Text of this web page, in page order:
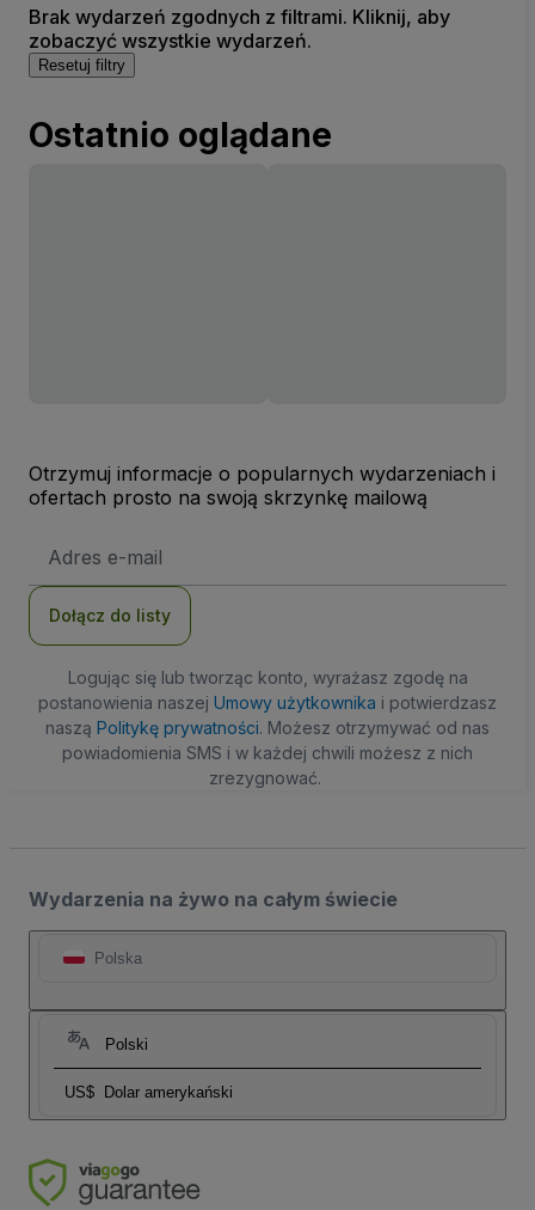
Brak wydarzeń zgodnych z filtrami. Kliknij, aby
zobaczyć wszystkie wydarzeń.
Resetuj filtry
Ostatnio oglądane
Otrzymuj informacje o popularnych wydarzeniach i
ofertach prosto na swoją skrzynkę mailową
e-
Dołącz do listy
Logując się lub tworząc konto, wyrażasz zgodę na
postanowienia naszej Umowy użytkownika i potwierdzasz
naszą Politykę prywatności. Możesz otrzymywać od nas
powiadomienia SMS i w każdej chwili możesz z nich
zrezygnować.
Wydarzenia na żywo na całym świecie
Polska
Polski
US$ Dolar amerykański